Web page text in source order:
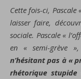
Cette fois-ci, Pascale
laisser faire,
sociale. Pascale «
en « semi-grève
n’hésitant pas à «
rhétorique